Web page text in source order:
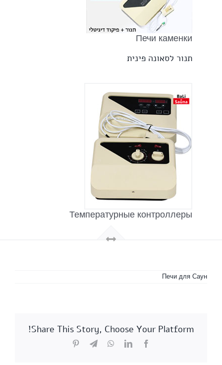
Печи каменки
תנור לסאונה פינית
Температурные контроллеры
Печи для Саун
Share This Story, Choose Your Platform!
Facebook
LinkedIn
WhatsApp
Telegram